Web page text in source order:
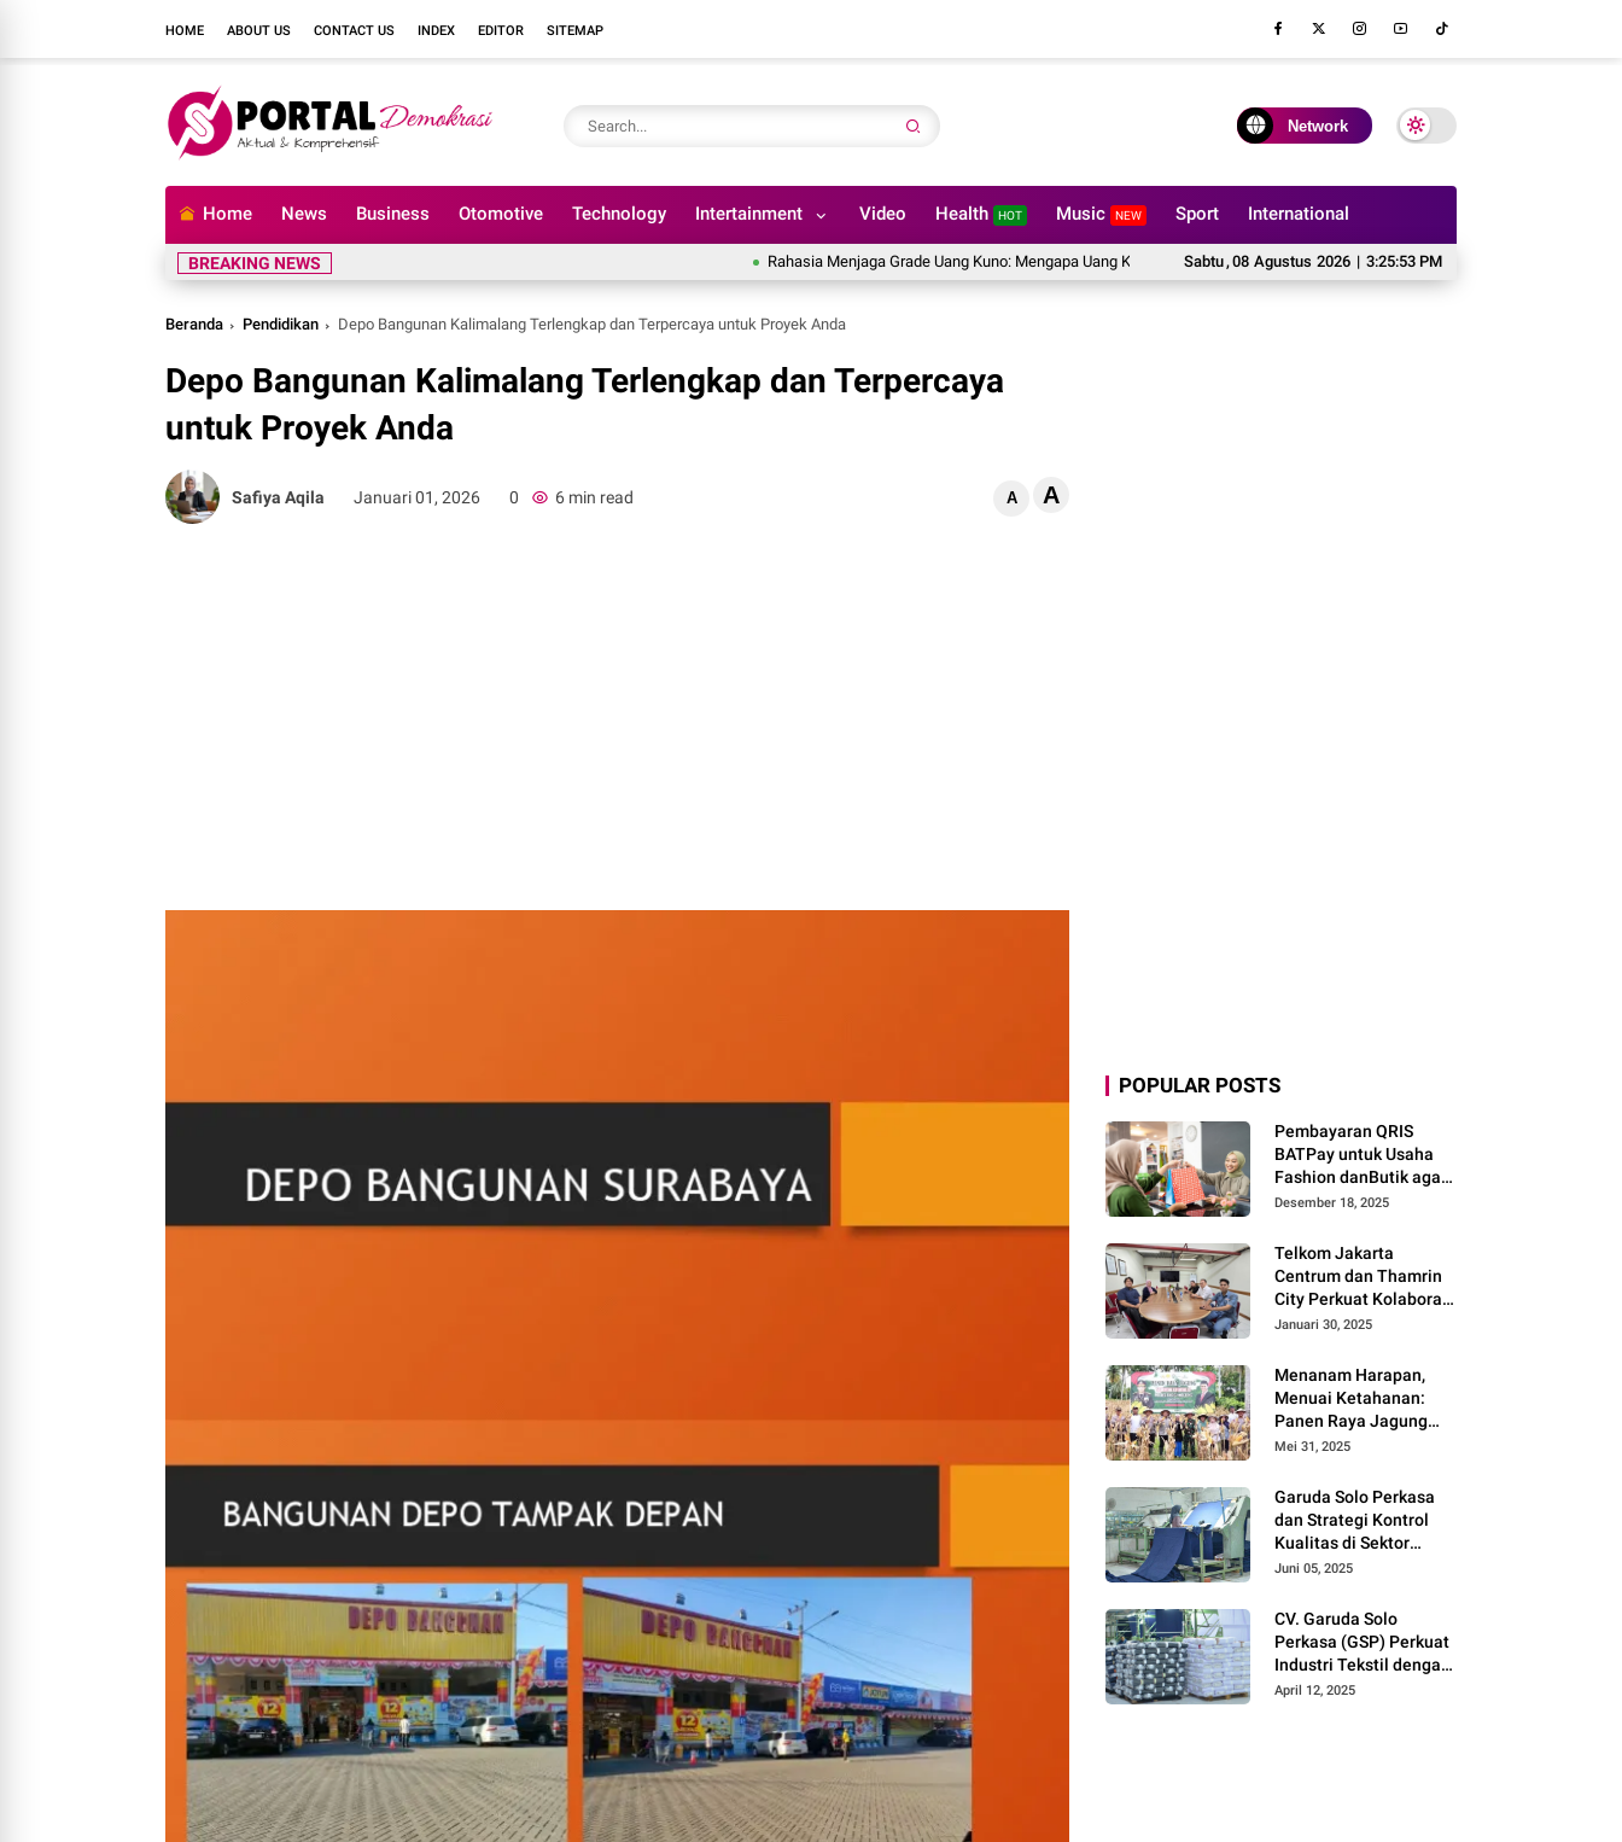
HOME ABOUT US CONTACT US INDEX EDITOR SITEMAP
Network
Home News Business Otomotive Technology Intertainment Video Health HOT Music NEW Sport International
Sabtu,08 Agustus 2026 | 3:25:54 PM
BREAKING NEWS Rahasia Menjaga Grade Uang Kuno: Mengapa Uang Kertas Tidak Boleh Dilipat? Hal yang Harus Dipertimbangkan Sebelum
Beranda Pendidikan Depo Bangunan Kalimalang Terlengkap dan Terpercaya untuk Proyek Anda
Depo Bangunan Kalimalang Terlengkap dan Terpercaya
untuk Proyek Anda
Safiya Aqila Januari 01, 2026 0 6 min read A A
POPULAR POSTS
Pembayaran QRIS
BATPay untuk Usaha
Fashion danButik agar
Transaksi Lebih Cepat
Desember 18, 2025
Telkom Jakarta
Centrum dan Thamrin
City Perkuat Kolaborasi
Kawasan Bisnis dan
Januari 30, 2025
Menanam Harapan,
Menuai Ketahanan:
Panen Raya Jagung
Warnai Sinergi Polres
Moutong
Mei 31, 2025
Garuda Solo Perkasa
dan Strategi Kontrol
Kualitas di Sektor
Tekstil
Juni 05, 2025
CV. Garuda Solo
Perkasa (GSP) Perkuat
Industri Tekstil dengan
Produksi Kain Greige
April 12, 2025